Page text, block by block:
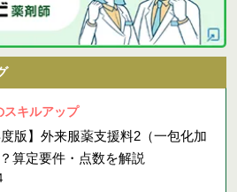
スキルアップ
度版】外来服薬支援料2（一包化加
算定要件・点数を解説